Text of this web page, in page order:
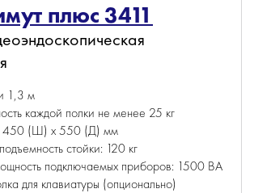
плюс 3411
1,3 м
каждой полки не менее 25 кг
450 (Ш) х 550 (Д) мм
стойки: 120 кг
подключаемых приборов: 1500 ВА
для клавиатуры (опционально)